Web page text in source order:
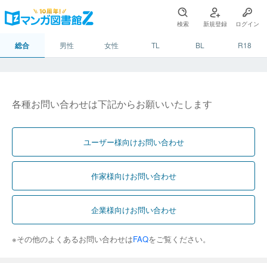
検索 新規登録 ログイン
総合 男性 女性 TL BL R18
各種お問い合わせは下記からお願いいたします
ユーザー様向けお問い合わせ
作家様向けお問い合わせ
企業様向けお問い合わせ
※その他のよくあるお問い合わせはFAQをご覧ください。